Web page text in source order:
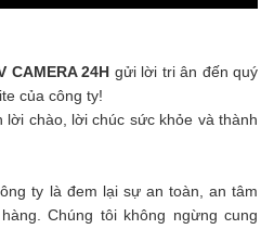
CAMERA 24H gửi lời tri ân đến quý
của công ty!
lời chào, lời chúc sức khỏe và thành
ty là đem lại sự an toàn, an tâm
Chúng tôi không ngừng cung